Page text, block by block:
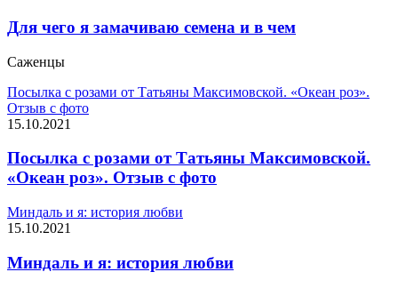
Для чего я замачиваю семена и в чем
Саженцы
Посылка с розами от Татьяны Максимовской. «Океан роз».
Отзыв с фото
15.10.2021
Посылка с розами от Татьяны Максимовской.
«Океан роз». Отзыв с фото
Миндаль и я: история любви
15.10.2021
Миндаль и я: история любви